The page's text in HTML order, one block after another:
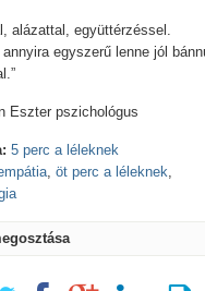
alázattal, együttérzéssel.
annyira egyszerű lenne jól
Eszter pszichológus
5 perc a léleknek
, öt perc a léleknek,